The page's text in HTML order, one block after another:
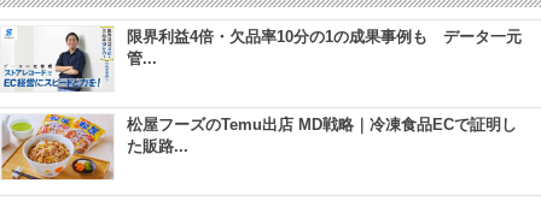
限界利益4倍・欠品率10分の1の成果事例も データ一元
管...
松屋フーズのTemu出店 MD戦略｜冷凍食品ECで証明し
た販路...